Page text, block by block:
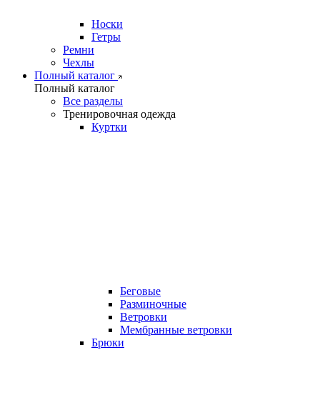
Носки
Гетры
Ремни
Чехлы
Полный каталог
Полный каталог
Все разделы
Тренировочная одежда
Куртки
Беговые
Разминочные
Ветровки
Мембранные ветровки
Брюки